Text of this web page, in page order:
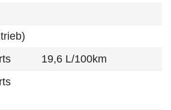
19,6 L/100km